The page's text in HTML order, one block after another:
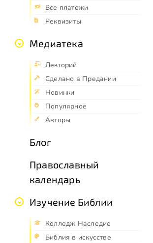
Все платежи
Реквизиты
Медиатека
Лекторий
Сделано в Предании
Новинки
Популярное
Авторы
Блог
Православный
календарь
Изучение Библии
Колледж Наследие
Библия в искусстве